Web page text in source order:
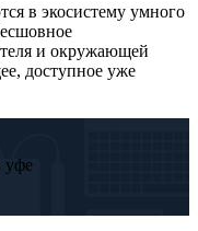
в экосистему умного
и окружающей
доступное уже
уфе